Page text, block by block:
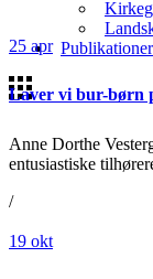
Publikationer
25 apr
Laver vi bur-børn
Anne Dorthe
entusiastiske
/
19 okt